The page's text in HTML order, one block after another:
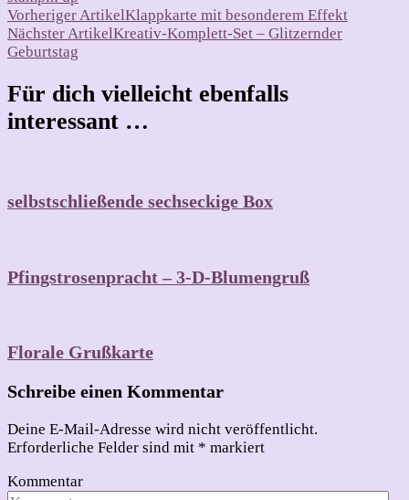
Beitragsnavigation
Vorheriger ArtikelKlappkarte mit besonderem Effekt
Nächster ArtikelKreativ-Komplett-Set – Glitzernder
Geburtstag
Für dich vielleicht ebenfalls
interessant …
selbstschließende sechseckige Box
Pfingstrosenpracht – 3-D-Blumengruß
Florale Grußkarte
Schreibe einen Kommentar
Deine E-Mail-Adresse wird nicht veröffentlicht.
Erforderliche Felder sind mit * markiert
Kommentar